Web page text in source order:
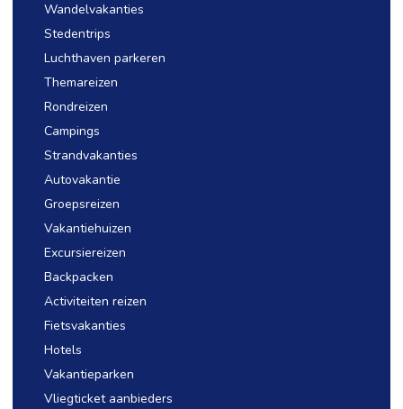
Wandelvakanties
Stedentrips
Luchthaven parkeren
Themareizen
Rondreizen
Campings
Strandvakanties
Autovakantie
Groepsreizen
Vakantiehuizen
Excursiereizen
Backpacken
Activiteiten reizen
Fietsvakanties
Hotels
Vakantieparken
Vliegticket aanbieders